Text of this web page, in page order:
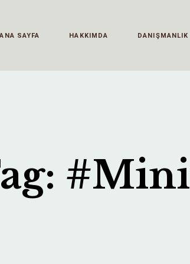
ANA SAYFA HAKKIMDA DANIŞMANLIK